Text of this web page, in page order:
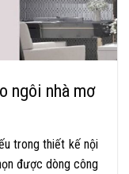
ngôi nhà mơ
trong thiết kế nội
được dòng công